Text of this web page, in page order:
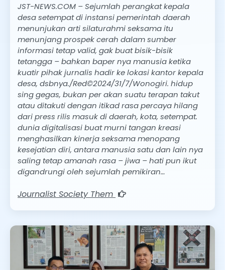
JST-NEWS.COM – Sejumlah perangkat kepala
desa setempat di instansi pemerintah daerah
menunjukan arti silaturahmi seksama itu
menunjang prospek cerah dalam sumber
informasi tetap valid, gak buat bisik-bisik
tetangga – bahkan baper nya manusia ketika
kuatir pihak jurnalis hadir ke lokasi kantor kepala
desa, dsbnya./Red©2024/31/7/Wonogiri. hidup
sing gegas, bukan per akan suatu terapan takut
atau ditakuti dengan itikad rasa percaya hilang
dari press rilis masuk di daerah, kota, setempat.
dunia digitalisasi buat murni tangan kreasi
menghasilkan kinerja seksama menopang
kesejatian diri, antara manusia satu dan lain nya
saling tetap amanah rasa – jiwa – hati pun ikut
digandrungi oleh sejumlah pemikiran…
Journalist Society Them